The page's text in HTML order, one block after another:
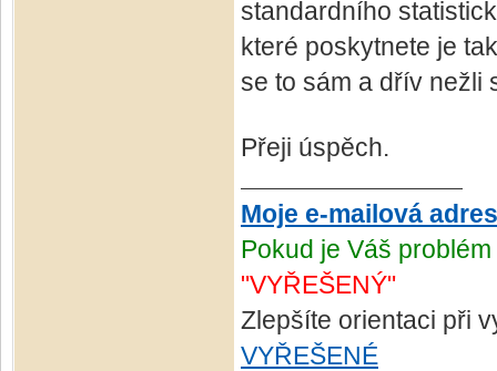
standardního
které poskytnete je
se to sám a dřív nežli
Přeji úspěch.
Moje e-mailová
Pokud je Váš
"VYŘEŠENÝ"
Zlepšíte orientaci při
VYŘEŠENÉ